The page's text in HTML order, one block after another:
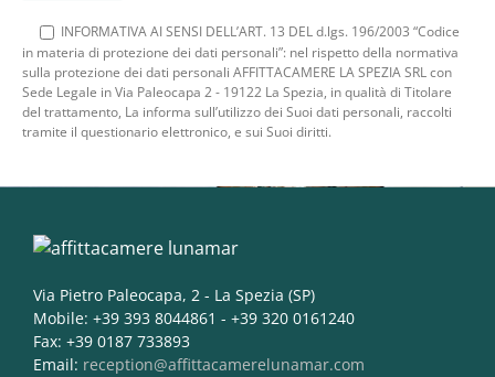
INFORMATIVA AI SENSI DELL’ART. 13 DEL d.lgs. 196/2003 “Codice
in materia di protezione dei dati personali”: nel rispetto della normativa
sulla protezione dei dati personali AFFITTACAMERE LA SPEZIA SRL con
Sede Legale in Via Paleocapa 2 - 19122 La Spezia, in qualità di Titolare
del trattamento, La informa sull’utilizzo dei Suoi dati personali, raccolti
tramite il questionario elettronico, e sui Suoi diritti.
Via Pietro Paleocapa, 2 - La Spezia (SP)
Mobile: +39 393 8044861 - +39 320 0161240
Fax: +39 0187 733893
Email: reception@affittacamerelunamar.com